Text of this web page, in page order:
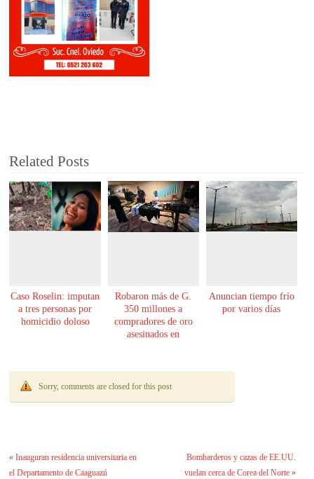
Related Posts
Caso Roselin: imputan
a tres personas por
homicidio doloso
Robaron más de G.
350 millones a
compradores de oro
asesinados en
Anuncian tiempo frío
por varios días
Sorry, comments are closed for this post
«Inauguran residencia universitaria en
el Departamento de Caaguazú
Bombarderos y cazas de EE.UU.
vuelan cerca de Corea del Norte»